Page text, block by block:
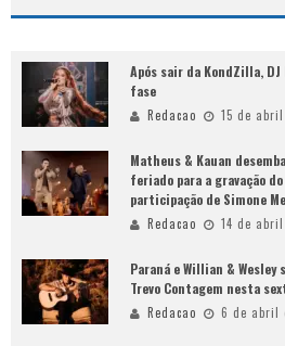
Após sair da KondZilla,
fase
Redacao 15 de
Matheus & Kauan
feriado para a gravação
participação de Simone
Redacao 14 de
Paraná e Willian &
Trevo Contagem nesta
Redacao 6 de abril